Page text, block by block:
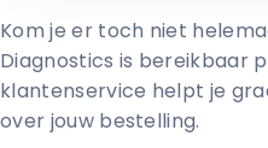
Kom je er toch niet
Diagnostics is bereikbaar
klantenservice helpt je
over jouw bestelling.